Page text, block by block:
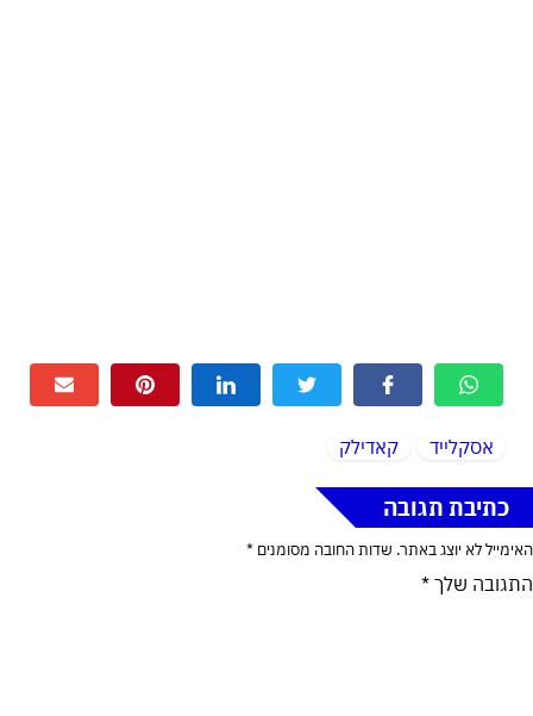
אסקלייד קאדילק
כתיבת תגובה
האימייל לא יוצג באתר. שדות החובה מסומנים *
התגובה שלך *